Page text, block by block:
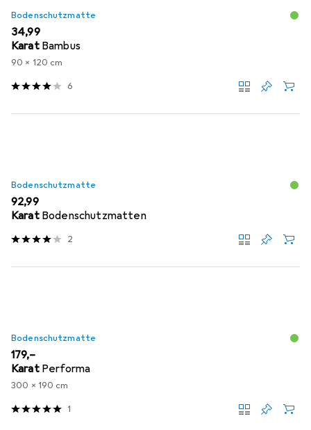
Bodenschutzmatte
EUR
34,99
Karat Bambus
90 x 120 cm
6
Bodenschutzmatte
EUR
92,99
Karat Bodenschutzmatten
2
Bodenschutzmatte
EUR
179,–
Karat Performa
300 x 190 cm
1